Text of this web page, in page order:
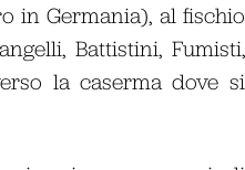
in Germania), al fischio
Battistini, Fumisti,
la caserma dove si